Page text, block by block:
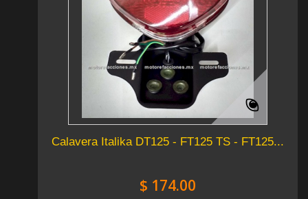
Calavera Italika DT125 - FT125 TS - FT125...
$ 174.00